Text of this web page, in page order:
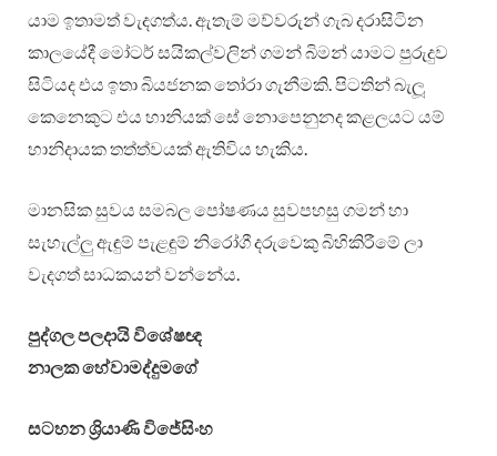
යාම ඉතාමත් වැදගත්ය. ඇතැම් මව්වරුන් ගැබ දරාසිටින
කාලයේදී මෝටර් සයිකල්වලින් ගමන් බිමන් යාමට පුරුදුව
සිටියද එය ඉතා බියජනක තෝරා ගැනීමකි. පිටතින් බැලූ
කෙනෙකුට එය හානියක් සේ නොපෙනුනද කළලයට යම්
හානිදායක තත්ත්වයක් ඇතිවිය හැකිය.
මානසික සුවය සමබල පෝෂණය සුවපහසු ගමන් හා
සැහැල්ලු ඇඳුම් පැළඳුම් නිරෝගී දරුවෙකු බිහිකිරීමේ ලා
වැදගත් සාධකයන් වන්නේය.
පුද්ගල පලදායි විශේෂඥ
නාලක හේවාමද්දුමගේ
සටහන ශ්‍රියාණි විජේසිංහ